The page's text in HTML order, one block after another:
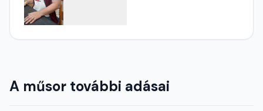
A műsor további adásai